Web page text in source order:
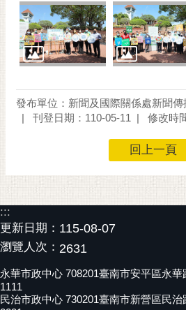
發布單位：新聞及國際關係處新聞傳
刊登日期：110-05-11
修改時
回上一頁
:::
更新日期： 115-08-07
瀏覽人次： 2631
永華市政中心 708201臺南市安平區永
1111
民治市政中心 730201臺南市新營區民